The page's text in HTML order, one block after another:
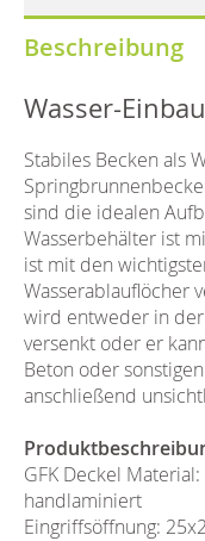
Beschreibung
Wasser-
Stabiles Becken als
sind die idealen
Wasserbehälter ist
ist mit den
Wasserablauflöcher
wird entweder in
versenkt oder er
Beton oder
anschließend
GFK Deckel
handlaminiert
Eingriffsöffnung: